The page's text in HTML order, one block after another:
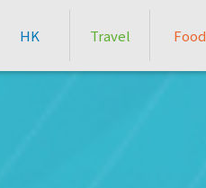
HK Travel Food